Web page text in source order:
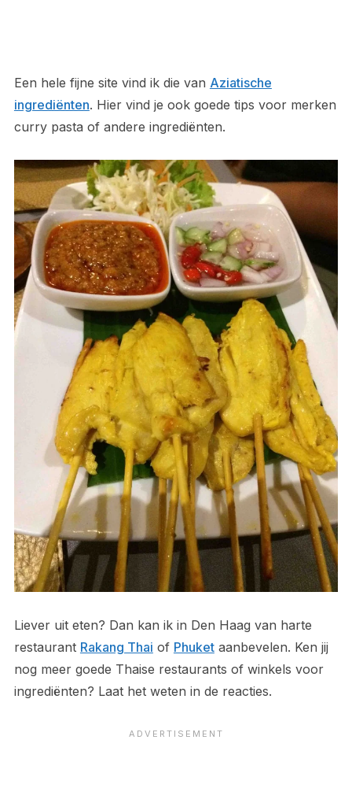
Een hele fijne site vind ik die van Aziatische
ingrediënten. Hier vind je ook goede tips voor merken
curry pasta of andere ingrediënten.
Liever uit eten? Dan kan ik in Den Haag van harte
restaurant Rakang Thai of Phuketaanbevelen. Ken jij
nog meer goede Thaise restaurants of winkels voor
ingrediënten? Laat het weten in de reacties.